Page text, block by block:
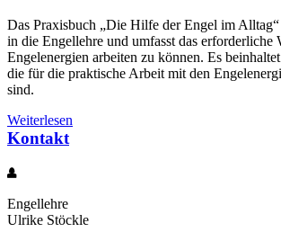
Das Praxisbuch „Die Hilfe der Engel im
in die Engellehre und umfasst das erforderliche
Engelenergien arbeiten zu können. Es
die für die praktische Arbeit mit den
sind.
Weiterlesen
Kontakt
Engellehre
Ulrike Stöckle